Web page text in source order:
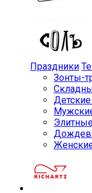
Праздники
Зонты-